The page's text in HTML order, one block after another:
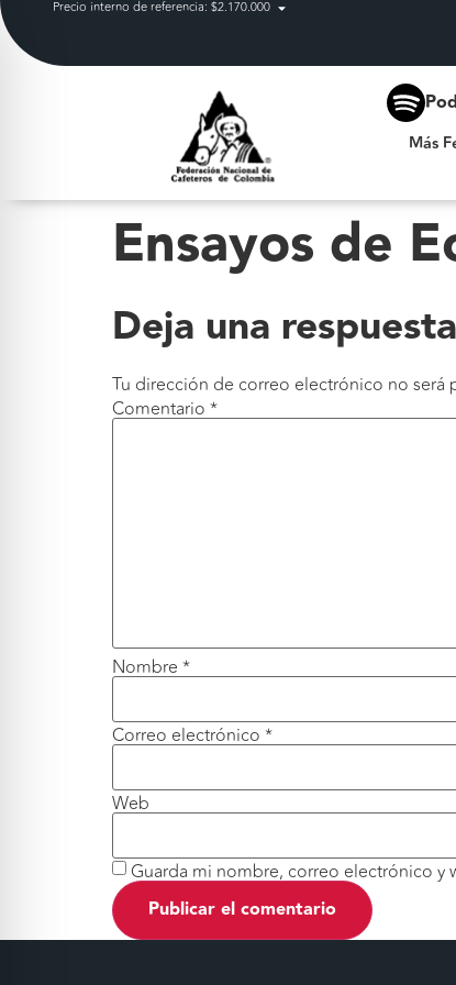
Precio interno de referencia: $2.170.000
Más
Ensayos de
Deja una respuesta
Tu dirección de correo electrónico no será
Comentario *
Nombre *
Correo electrónico *
Web
Guarda mi nombre, correo electrónico y